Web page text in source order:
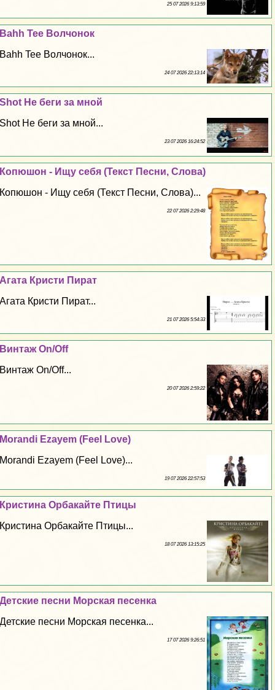
25 07 2026 9:13:59
Bahh Tee Волчонок
Bahh Tee Волчонок...
24 07 2026 22:13:14
Shot Не беги за мной
Shot Не беги за мной...
23 07 2026 16:24:52
Копюшон - Ищу себя (Текст Песни, Слова)
Копюшон - Ищу себя (Текст Песни, Слова)...
22 07 2026 2:29:48
Агата Кристи Пират
Агата Кристи Пират...
21 07 2026 5:54:33
Винтаж Оn/Off
Винтаж Оn/Off...
20 07 2026 2:59:22
Morandi Ezayem (Feel Love)
Morandi Ezayem (Feel Love)...
19 07 2026 22:57:53
Кристина Орбакайте Птицы
Кристина Орбакайте Птицы...
18 07 2026 13:15:25
Детские песни Морская песенка
Детские песни Морская песенка...
17 07 2026 9:26:51